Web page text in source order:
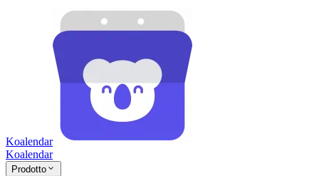
Koalendar
Koalendar
Prodotto